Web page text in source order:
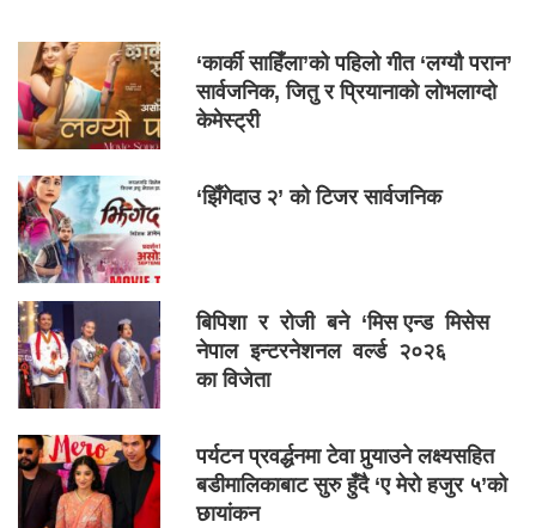
‘कार्की साहिँला’को पहिलो गीत ‘लग्यौ परान’
सार्वजनिक, जितु र प्रियानाको लोभलाग्दो
केमेस्ट्री
‘झिँगेदाउ २’ को टिजर सार्वजनिक
बिपिशा र रोजी बने ‘मिस एन्ड मिसेस
नेपाल इन्टरनेशनल वर्ल्ड २०२६
का विजेता
पर्यटन प्रवर्द्धनमा टेवा पुर्‍याउने लक्ष्यसहित
बडीमालिकाबाट सुरु हुँदै ‘ए मेरो हजुर ५’को
छायांकन